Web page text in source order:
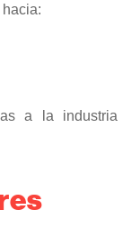
a la industria